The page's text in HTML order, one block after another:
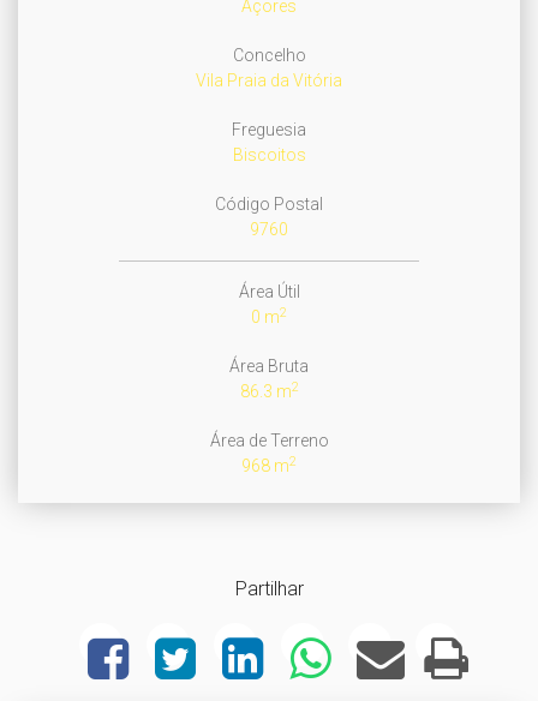
Açores
Concelho
Vila Praia da Vitória
Freguesia
Biscoitos
Código Postal
9760
Área Útil
0 m2
Área Bruta
86.3 m2
Área de Terreno
968 m2
Partilhar